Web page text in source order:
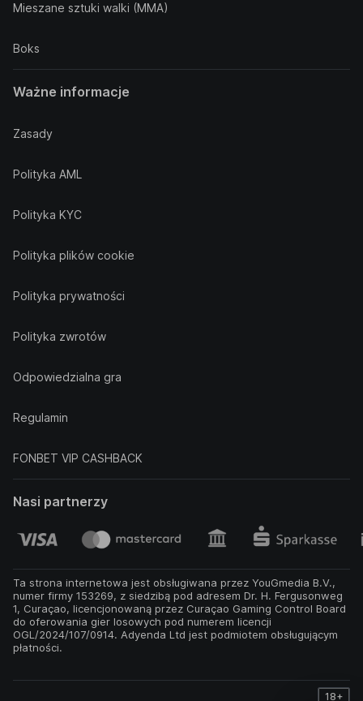
Mieszane sztuki walki (MMA)
Boks
Ważne informacje
Zasady
Polityka AML
Polityka KYC
Polityka plików cookie
Polityka prywatności
Polityka zwrotów
Odpowiedzialna gra
Regulamin
FONBET VIP CASHBACK
Nasi partnerzy
Ta strona internetowa jest obsługiwana przez YouGmedia B.V.,
numer firmy 153269, z siedzibą pod adresem Dr. H. Fergusonweg
1, Curaçao, licencjonowaną przez Curaçao Gaming Control Board
do oferowania gier losowych pod numerem licencji
OGL/2024/107/0914. Adyenda Ltd jest podmiotem obsługującym
płatności.
18+